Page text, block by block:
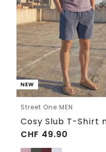
NEW
Street One MEN
CHF 49.90